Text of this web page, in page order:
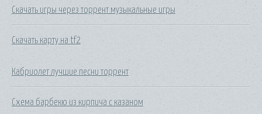
Скачать игры через торрент музыкальные игры
Скачать карту на tf2
Кабриолет лучшие песни торрент
Схема барбекю из кирпича с казаном